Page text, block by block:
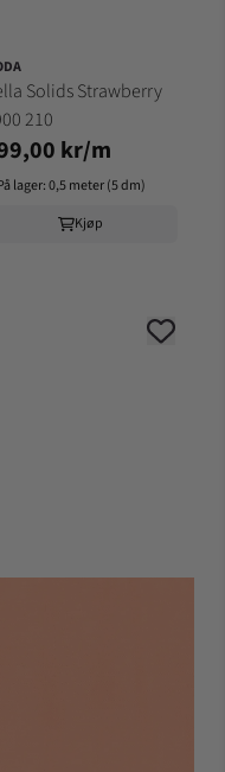
Solids Strawberry
210
kr/m
lager: 0,5 meter (5 dm)
Kjøp